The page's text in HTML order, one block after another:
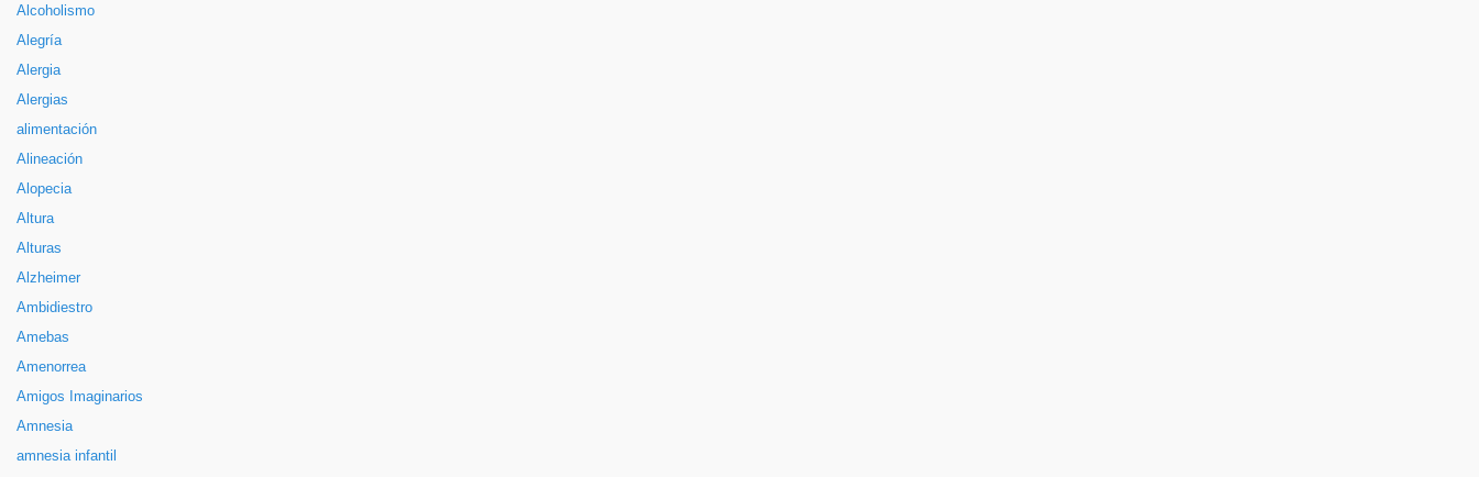
Alcoholismo
Alegría
Alergia
Alergias
alimentación
Alineación
Alopecia
Altura
Alturas
Alzheimer
Ambidiestro
Amebas
Amenorrea
Amigos Imaginarios
Amnesia
amnesia infantil